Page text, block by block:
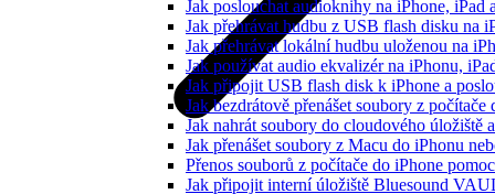
Jak poslouchat audioknihy na iPhone, iPad
Jak přehrávat hudbu z USB flash disku na
Jak přehrávat lokální hudbu uloženou na
Jak používat audio ekvalizér na iPhonu,
Jak připojit USB flash disk k iPhone a
Jak bezdrátově přenášet soubory z
Jak nahrát soubory do cloudového
Jak přenášet soubory z Macu do iPhonu
Přenos souborů z počítače do iPhone
Jak připojit interní úložiště Bluesound